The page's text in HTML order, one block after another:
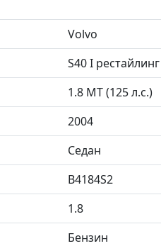
Volvo
S40 I
1.8 MT (125 л.с.)
2004
Седан
B4184S2
1.8
Бензин